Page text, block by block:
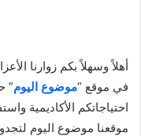
أهلاً وسهلاً بكم زوارنا
في موقع “موضوع اليوم”
احتياجاتكم الأكاديمية
موقعنا موضوع اليوم